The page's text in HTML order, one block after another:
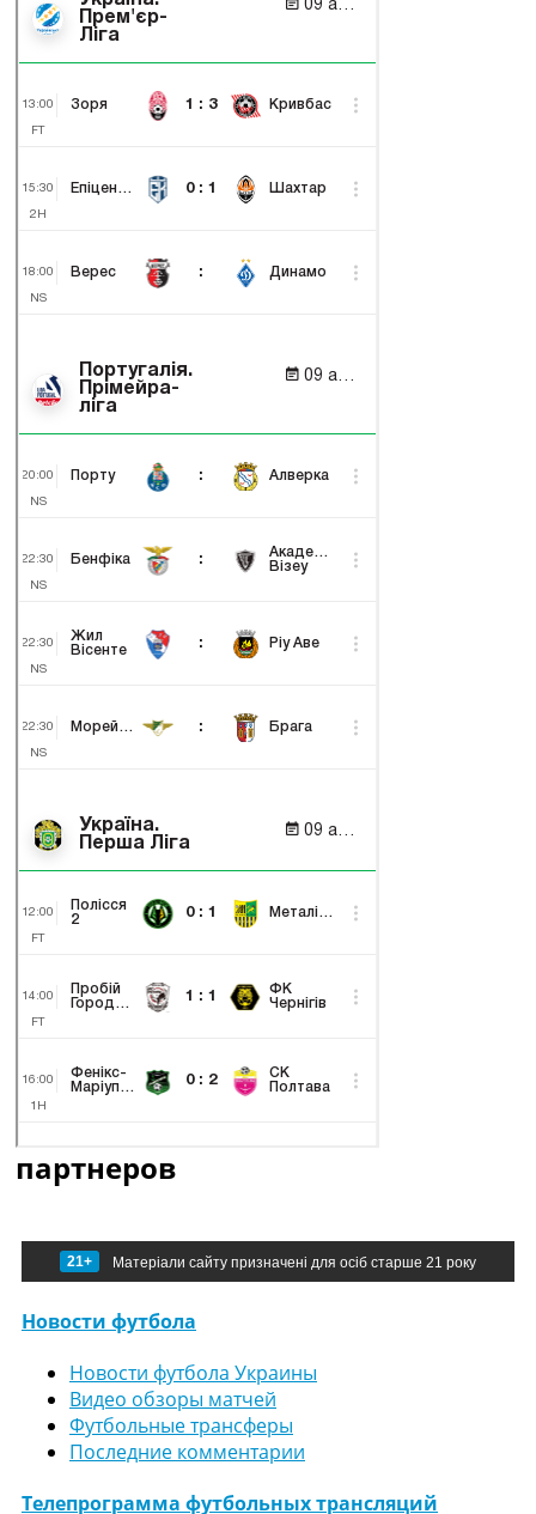
партнеров
21+ Матеріали сайту призначені для осіб старше 21 року
Новости футбола
Новости футбола Украины
Видео обзоры матчей
Футбольные трансферы
Последние комментарии
Телепрограмма футбольных трансляций